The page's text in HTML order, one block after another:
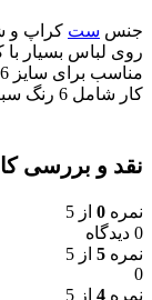
جنس ست کراپ و
روی لباس بسیار
کار شامل 6 رنگ سبز، مشکی، سرخابی، قرمز، آبی و گلبهی است.
نقد و بررسی
نمره 0 از 5
0 دیدگاه
نمره 5 از 5
0
نمره 4 از 5